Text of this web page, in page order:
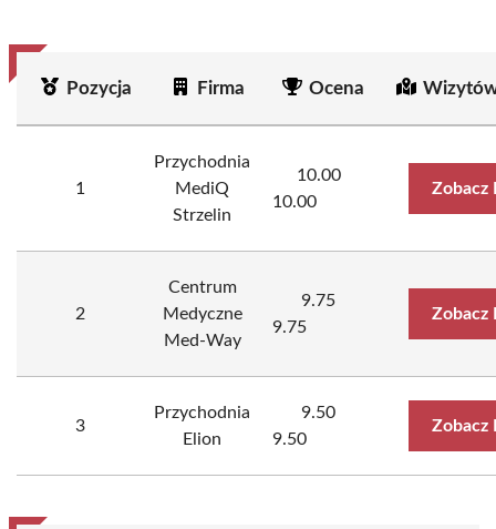
Pozycja Firma Ocena
1
Przychodnia
MediQ
Strzelin
10.00
10.00
Zobacz
2
Centrum
Medyczne
Med-Way
9.75
9.75
Zobacz
3
Przychodnia
Elion
9.50
9.50
Zobacz